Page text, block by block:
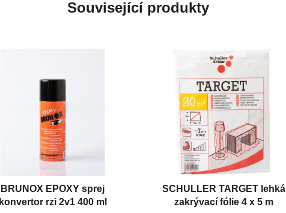
Související produkty
BRUNOX EPOXY sprej
konvertor rzi 2v1 400 ml
SCHULLER TARGET lehká
zakrývací fólie 4 x 5 m